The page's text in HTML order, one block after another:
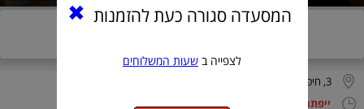
3, חיפה
המסעדה סגורה כעת להזמנות
לצפייה ב שעות המשלוחים